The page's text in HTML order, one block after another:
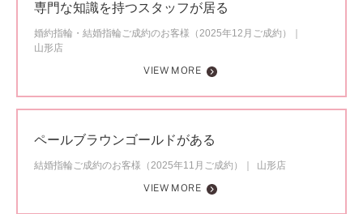
専門な知識を持つスタッフが居る
婚約指輪・結婚指輪ご成約のお客様（2025年12月ご成約）
山形店
VIEW MORE
ペールブラウンゴールドがある
結婚指輪ご成約のお客様（2025年11月ご成約）
山形店
VIEW MORE